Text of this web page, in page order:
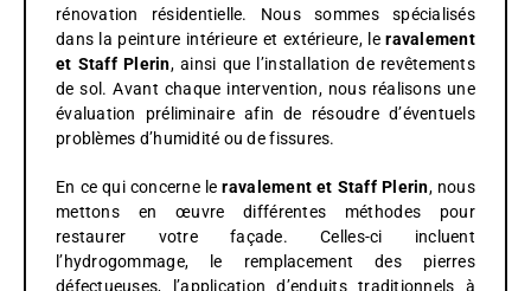
rénovation résidentielle. Nous sommes spécialisés
dans la peinture intérieure et extérieure, leravalement
et StaffPlerin, ainsi que l’installation de revêtements
de sol. Avant chaque intervention, nous réalisons une
évaluation préliminaire afin de résoudre d’éventuels
problèmes d’humidité ou de fissures.
En ce qui concerne leravalement et Staff Plerin, nous
mettons en œuvre différentes méthodes pour
restaurer votre façade. Celles-ci incluent
l’hydrogommage, le remplacement des pierres
défectueuses, l’application d’enduits traditionnels à